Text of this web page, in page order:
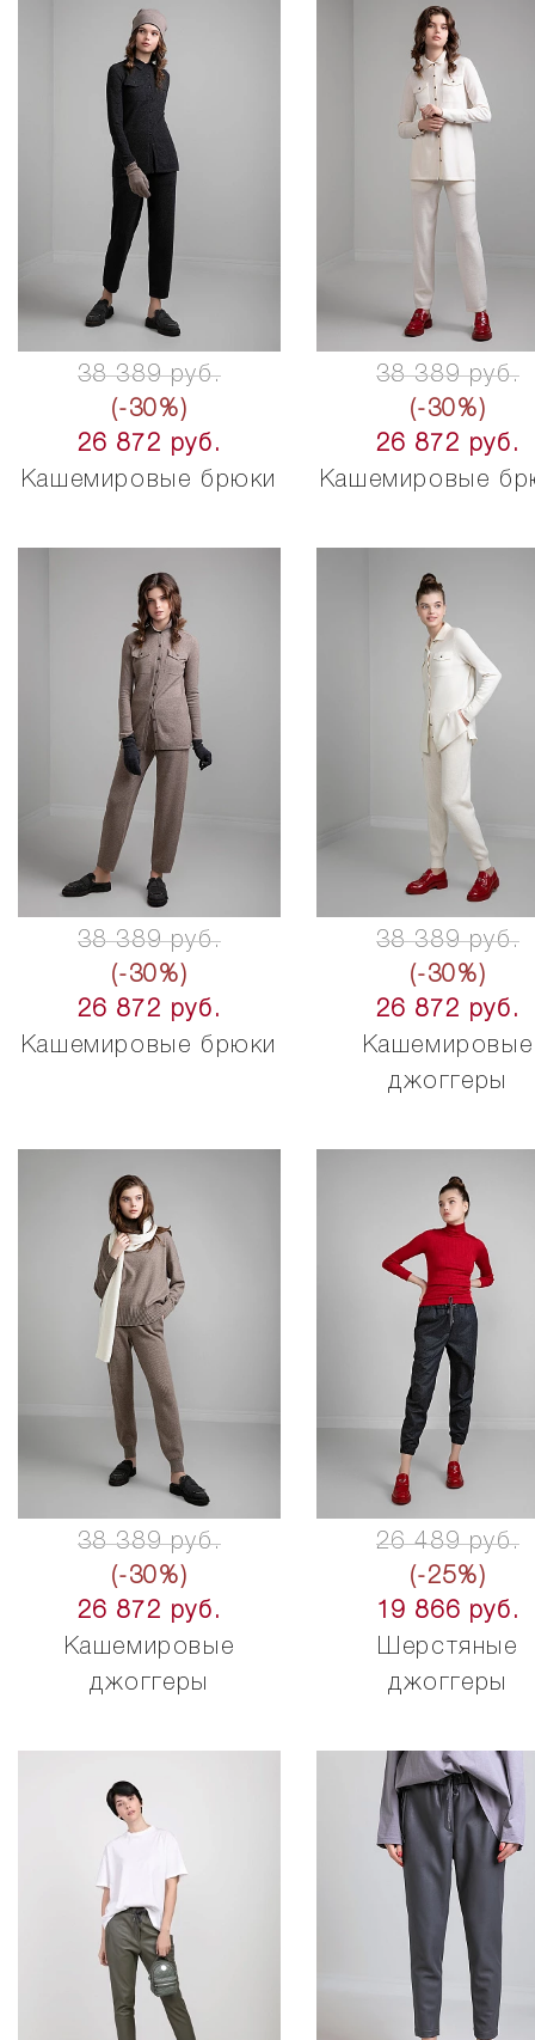
38 389 руб.
(-30%)
26 872 руб.
Кашемировые брюки
38 389 руб.
(-30%)
26 872 руб.
Кашемировые
38 389 руб.
(-30%)
26 872 руб.
Кашемировые брюки
38 389 руб.
(-30%)
26 872 руб.
Кашемировые
джоггеры
38 389 руб.
(-30%)
26 872 руб.
Кашемировые
джоггеры
26 489 руб.
(-25%)
19 866 руб.
Шерстяные
джоггеры